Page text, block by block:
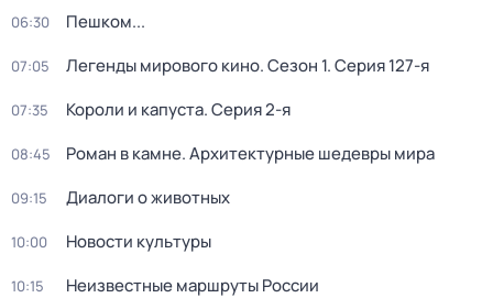
06:30 Пешком...
07:05 Легенды мирового кино. Сезон 1. Серия 127-я
07:35 Короли и капуста. Серия 2-я
08:45 Роман в камне. Архитектурные шедевры мира
09:15 Диалоги о животных
10:00 Новости культуры
10:15 Неизвестные маршруты России